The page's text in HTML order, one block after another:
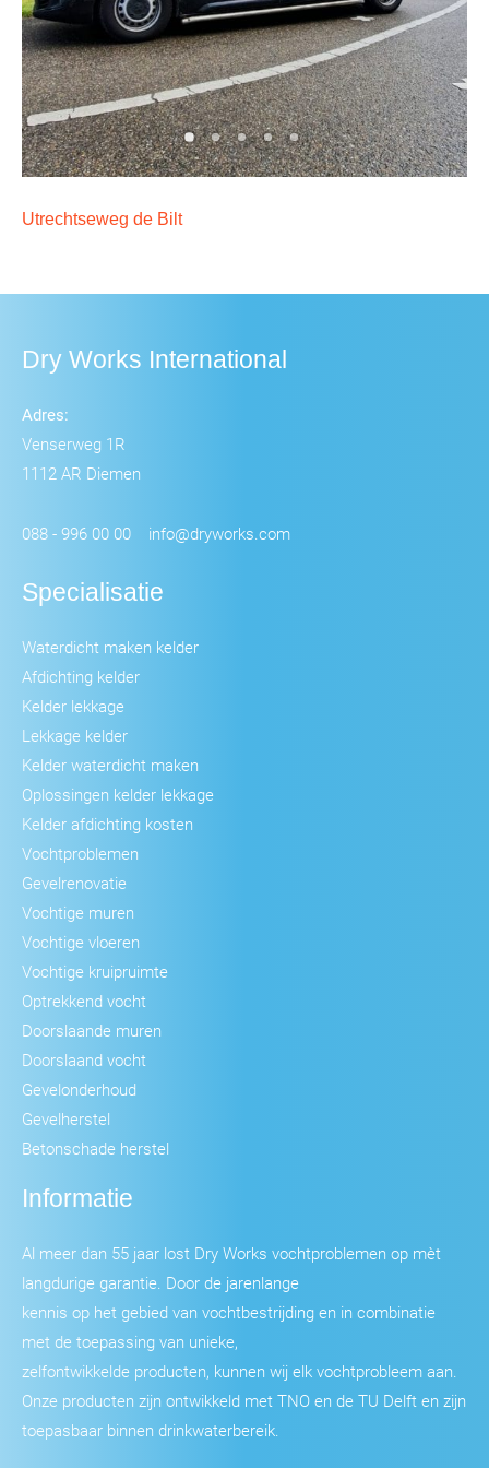
Utrechtseweg de Bilt
Dry Works International
Adres:
Venserweg 1R
1112 AR Diemen
088 - 996 00 00 info@dryworks.com
Specialisatie
Waterdicht maken kelder
Afdichting kelder
Kelder lekkage
Lekkage kelder
Kelder waterdicht maken
Oplossingen kelder lekkage
Kelder afdichting kosten
Vochtproblemen
Gevelrenovatie
Vochtige muren
Vochtige vloeren
Vochtige kruipruimte
Optrekkend vocht
Doorslaande muren
Doorslaand vocht
Gevelonderhoud
Gevelherstel
Betonschade herstel
Informatie
Al meer dan 55 jaar lost Dry Works vochtproblemen op mèt
langdurige garantie. Door de jarenlange
kennis op het gebied van vochtbestrijding en in combinatie
met de toepassing van unieke,
zelfontwikkelde producten, kunnen wij elk vochtprobleem aan.
Onze producten zijn ontwikkeld met TNO en de TU Delft en zijn
toepasbaar binnen drinkwaterbereik.